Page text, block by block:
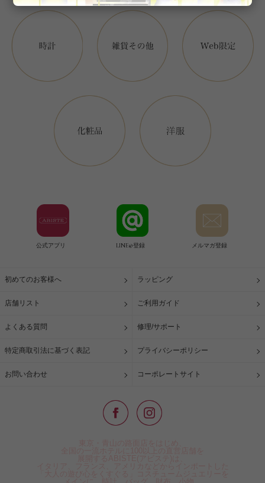
公式アプリ LINE@登録 メルマガ登録
初めてのお客様へ ラッピング
店舗リスト ご利用ガイド
よくある質問 修理/サポート
特定商取引法に基づく表記 プライバシーポリシー
お問い合わせ コーポレートサイト